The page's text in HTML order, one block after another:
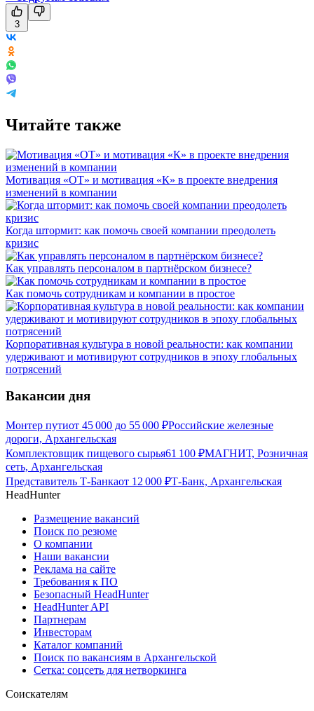
3
Читайте также
Мотивация «ОТ» и мотивация «К» в проекте внедрения
изменений в компании
Когда штормит: как помочь своей компании преодолеть
кризис
Как управлять персоналом в партнёрском бизнесе?
Как помочь сотрудникам и компании в простое
Корпоративная культура в новой реальности: как компании
удерживают и мотивируют сотрудников в эпоху глобальных
потрясений
Вакансии дня
Монтер путиот 45 000 до 55 000 ₽Российские железные
дороги, Архангельская
Комплектовщик пищевого сырья61 100 ₽МАГНИТ, Розничная
сеть, Архангельская
Представитель Т-Банкаот 12 000 ₽Т-Банк, Архангельская
HeadHunter
Размещение вакансий
Поиск по резюме
О компании
Наши вакансии
Реклама на сайте
Требования к ПО
Безопасный HeadHunter
HeadHunter API
Партнерам
Инвесторам
Каталог компаний
Поиск по вакансиям в Архангельской
Сетка: соцсеть для нетворкинга
Соискателям